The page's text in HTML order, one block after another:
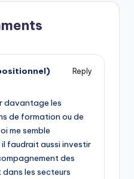
Reply
davantage les
de formation ou de
me semble
faudrait aussi investir
des
dans les secteurs